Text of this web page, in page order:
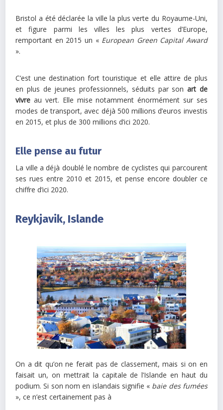
Bristol a été déclarée la ville la plus verte du Royaume-Uni,
et figure parmi les villes les plus vertes d’Europe,
remportant en 2015 un «European Green Capital Award
».
C’est une destination fort touristique et elle attire de plus
en plus de jeunes professionnels, séduits par son art de
vivre au vert. Elle mise notamment énormément sur ses
modes de transport, avec déjà 500 millions d’euros investis
en 2015, et plus de 300 millions d’ici 2020.
Elle pense au futur
La ville a déjà doublé le nombre de cyclistes qui parcourent
ses rues entre 2010 et 2015, et pense encore doubler ce
chiffre d’ici 2020.
Reykjavik, Islande
On a dit qu’on ne ferait pas de classement, mais si on en
faisait un, on mettrait la capitale de l’Islande en haut du
podium. Si son nom en islandais signifie « baie des fumées
», ce n’est certainement pas à